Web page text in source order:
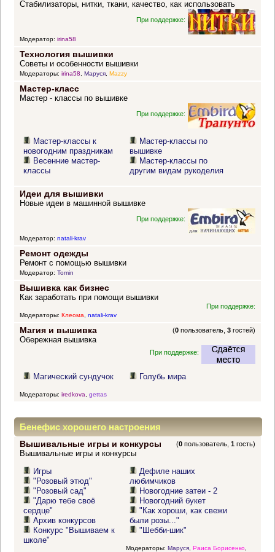
Стабилизаторы, нитки, ткани, качество, как использовать
При поддержке:
Модератор: irina58
Технология вышивки
Советы и особенности вышивки
Модераторы: irina58, Маруся, Mazzy
Мастер-класс
Мастер - классы по вышивке
При поддержке:
Мастер-классы к
новогодним праздникам
Весенние мастер-
классы
Мастер-классы по
вышивке
Мастер-классы по
другим видам рукоделия
Идеи для вышивки
Новые идеи в машинной вышивке
При поддержке:
Модератор: natali-krav
Ремонт одежды
Ремонт с помощью вышивки
Модератор: Tomin
Вышивка как бизнес
Как заработать при помощи вышивки
При поддержке:
Модераторы: Клеома, natali-krav
Магия и вышивка (0 пользователь,3 гостей)
Обережная вышивка
При поддержке:
Магический сундучок Голубь мира
Модераторы: iredkova gettas
Бенефис хорошего настроения
Вышивальные игры и конкурсы (0 пользователь,1 гость)
Вышивальные игры и конкурсы
Игры
"Розовый этюд"
"Розовый сад"
"Дарю тебе своё
сердце"
Архив конкурсов
Конкурс "Вышиваем к
школе"
Дефиле наших
любимчиков
Новогодние затеи - 2
Новогодний букет
"Как хороши, как свежи
были розы..."
"Шебби-шик"
Модераторы: Маруся, Раиса Борисенко,